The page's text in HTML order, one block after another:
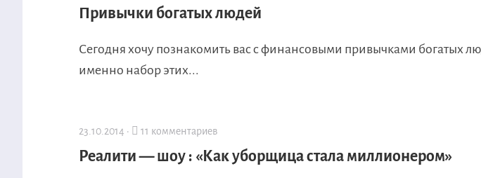
Привычки богатых людей
Сегодня хочу познакомить вас с финансовыми привычками богатых
именно набор этих...
23.10.2014 · 11 комментариев
Реалити — шоу : «Как уборщица стала миллионером»